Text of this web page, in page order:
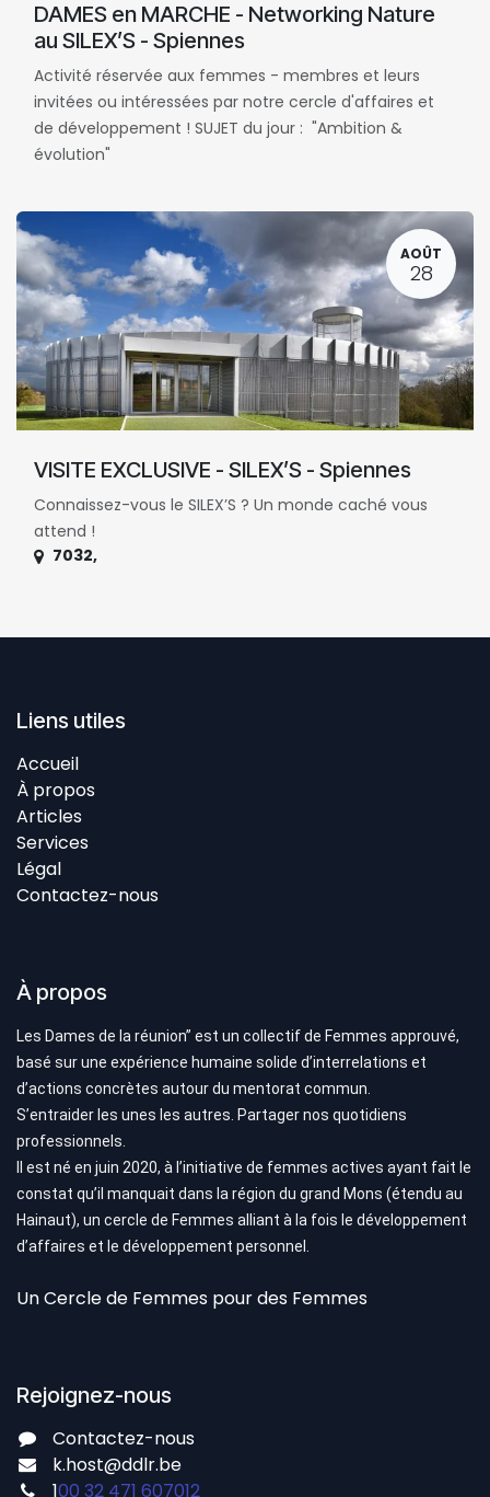
DAMES en MARCHE - Networking Nature
au SILEX’S - Spiennes
Activité réservée aux femmes - membres et leurs
invitées ou intéressées par notre cercle d'affaires et
de développement ! SUJET du jour : "Ambition &
évolution"
AOÛT
28
VISITE EXCLUSIVE - SILEX’S - Spiennes
Connaissez-vous le SILEX’S ? Un monde caché vous
attend !
7032,
Liens utiles
Accueil
À propos
Articles
Services
Légal
Contactez-nous
À propos
Les Dames de la réunion’’ est un collectif de Femmes approuvé,
basé sur une expérience humaine solide d’interrelations et
d’actions concrètes autour du mentorat commun.
S’entraider les unes les autres. Partager nos quotidiens
professionnels.
Il est né en juin 2020, à l’initiative de femmes actives ayant fait le
constat qu’il manquait dans la région du grand Mons (étendu au
Hainaut), un cercle de Femmes alliant à la fois le développement
d’affaires et le développement personnel.
Un Cercle de Femmes pour des Femmes
Rejoignez-nous
Contactez-nous
k.host@ddlr.be
100 32 471 607012